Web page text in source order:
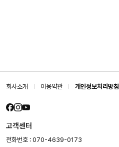
회사소개 이용약관 개인정보처리방침
고객센터
전화번호 : 070-4639-0173